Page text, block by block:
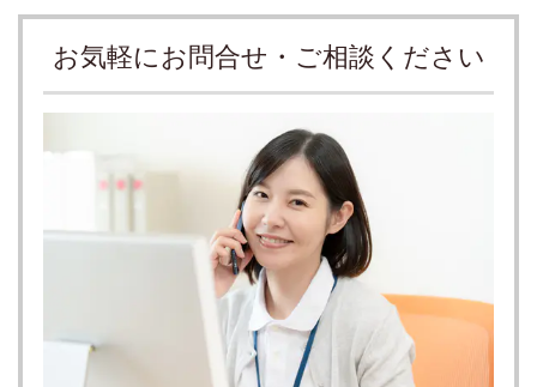
お気軽にお問合せ・ご相談ください